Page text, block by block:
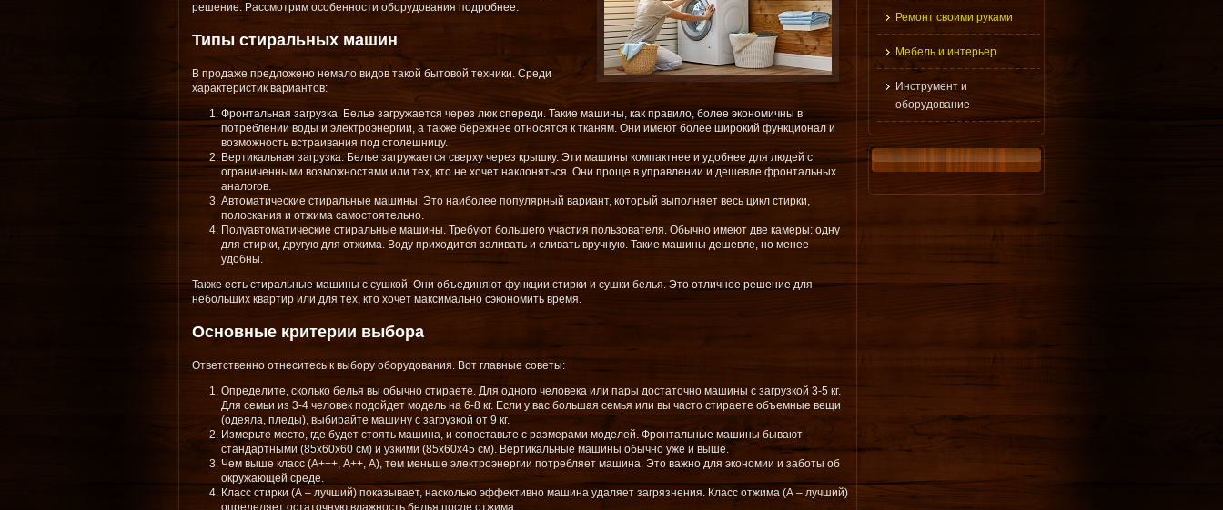
решение. Рассмотрим особенности оборудования подробнее.
Типы стиральных машин
В продаже предложено немало видов такой бытовой техники. Среди
характеристик вариантов:
Фронтальная загрузка. Белье загружается через люк спереди. Такие машины, как правило, более экономичны в
потреблении воды и электроэнергии, а также бережнее относятся к тканям. Они имеют более широкий функционал и
возможность встраивания под столешницу.
Вертикальная загрузка. Белье загружается сверху через крышку. Эти машины компактнее и удобнее для людей с
ограниченными возможностями или тех, кто не хочет наклоняться. Они проще в управлении и дешевле фронтальных
аналогов.
Автоматические стиральные машины. Это наиболее популярный вариант, который выполняет весь цикл стирки,
полоскания и отжима самостоятельно.
Полуавтоматические стиральные машины. Требуют большего участия пользователя. Обычно имеют две камеры: одну
для стирки, другую для отжима. Воду приходится заливать и сливать вручную. Такие машины дешевле, но менее
удобны.
Также есть стиральные машины с сушкой. Они объединяют функции стирки и сушки белья. Это отличное решение для
небольших квартир или для тех, кто хочет максимально сэкономить время.
Основные критерии выбора
Ответственно отнеситесь к выбору оборудования. Вот главные советы:
Определите, сколько белья вы обычно стираете. Для одного человека или пары достаточно машины с загрузкой 3-5 кг.
Для семьи из 3-4 человек подойдет модель на 6-8 кг. Если у вас большая семья или вы часто стираете объемные вещи
(одеяла, пледы), выбирайте машину с загрузкой от 9 кг.
Измерьте место, где будет стоять машина, и сопоставьте с размерами моделей. Фронтальные машины бывают
стандартными (85х60х60 см) и узкими (85х60х45 см). Вертикальные машины обычно уже и выше.
Чем выше класс (А+++, А++, А), тем меньше электроэнергии потребляет машина. Это важно для экономии и заботы об
окружающей среде.
Класс стирки (А – лучший) показывает, насколько эффективно машина удаляет загрязнения. Класс отжима (А – лучший)
определяет остаточную влажность белья после отжима.
Ремонт своими руками
Мебель и интерьер
Инструмент и
оборудование